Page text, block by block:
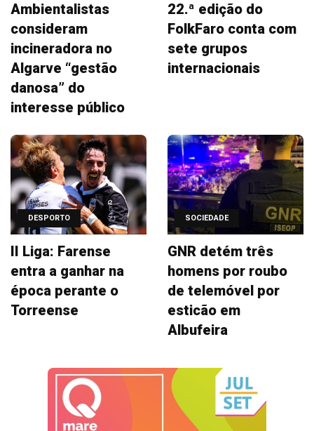
Ambientalistas
consideram
incineradora no
Algarve “gestão
danosa” do
interesse público
22.ª edição do
FolkFaro conta com
sete grupos
internacionais
DESPORTO
II Liga: Farense
entra a ganhar na
época perante o
Torreense
SOCIEDADE
GNR detém três
homens por roubo
de telemóvel por
esticão em
Albufeira